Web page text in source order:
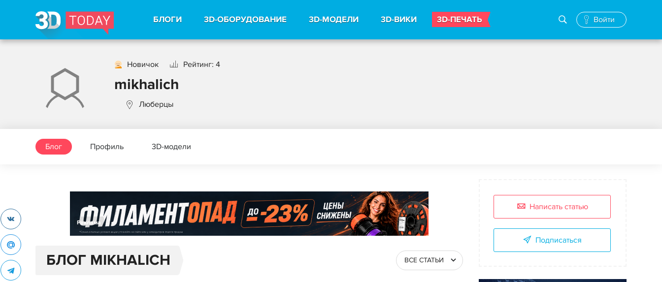
БЛОГИ 3D-ОБОРУДОВАНИЕ 3D-МОДЕЛИ 3D-ВИКИ 3D-ПЕЧАТЬ Войти
Новичок Рейтинг: 4
mikhalich
Люберцы
Блог Профиль 3D-модели
Реклама
БЛОГ MIKHALICH ВСЕ СТАТЬИ
Написать статью
Подписаться